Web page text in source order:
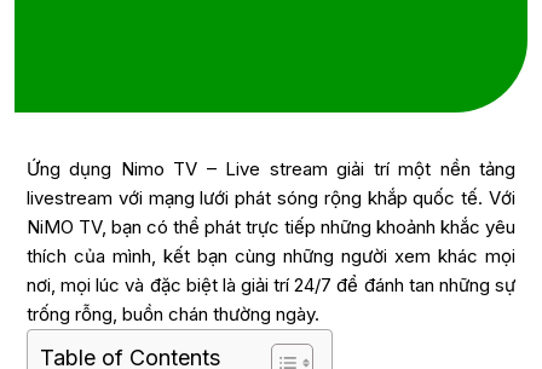
Ứng dụng Nimo TV – Live stream giải trí một nền tảng
livestream với mạng lưới phát sóng rộng khắp quốc tế. Với
NiMO TV, bạn có thể phát trực tiếp những khoảnh khắc yêu
thích của mình, kết bạn cùng những người xem khác mọi
nơi, mọi lúc và đặc biệt là giải trí 24/7 để đánh tan những sự
trống rỗng, buồn chán thường ngày.
Table of Contents